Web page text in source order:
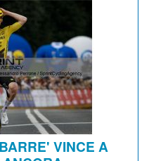
VINCE A